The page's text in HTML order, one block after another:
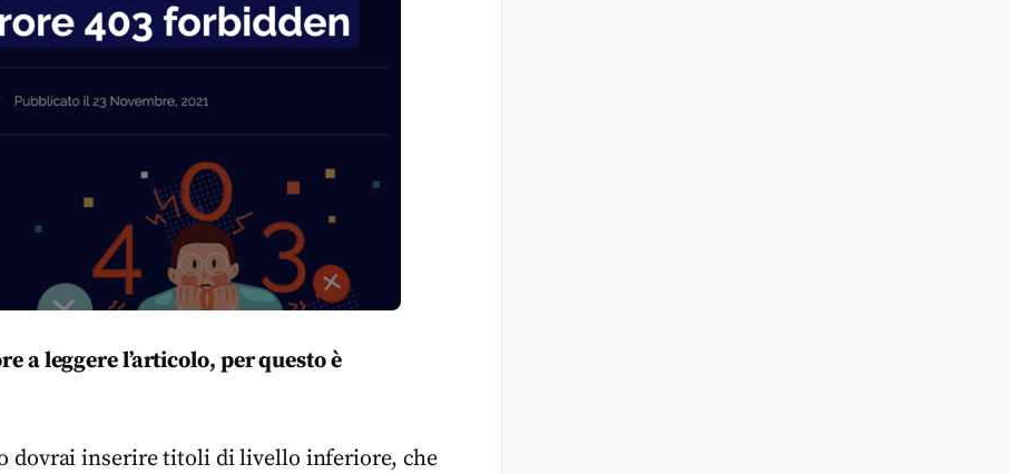
a leggere l’articolo, per questo è
dovrai inserire titoli di livello inferiore, che